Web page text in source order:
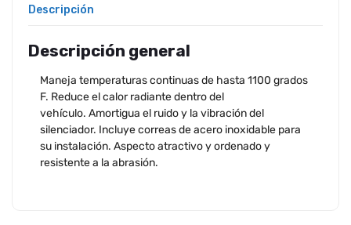
Descripción
Descripción general
Maneja temperaturas continuas de hasta 1100 grados
F. Reduce el calor radiante dentro del
vehículo. Amortigua el ruido y la vibración del
silenciador. Incluye correas de acero inoxidable para
su instalación. Aspecto atractivo y ordenado y
resistente a la abrasión.